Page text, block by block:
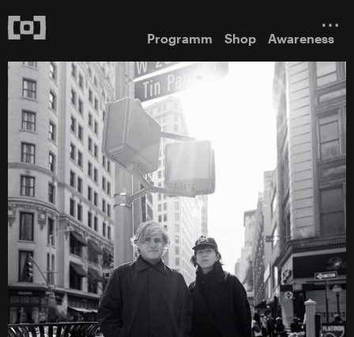
Programm Shop Awareness